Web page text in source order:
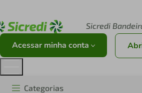
Sicredi
Acessar minha conta
Categorias